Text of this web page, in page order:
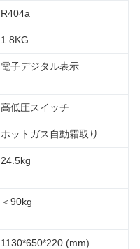
R404a
1.8KG
電子デジタル表示
高低圧スイッチ
ホットガス自動霜取り
24.5kg
＜90kg
1130*650*220 (mm)